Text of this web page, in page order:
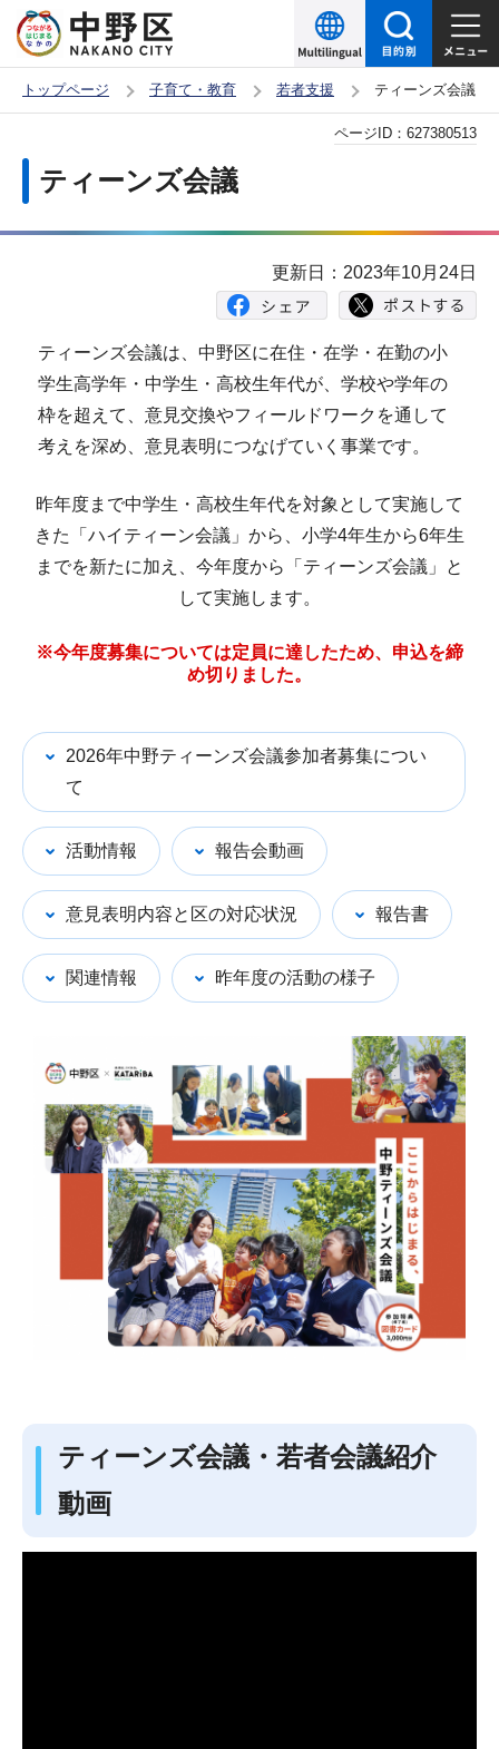
の
ー
頭
トップページ 子育て・教育 若者支援 ティーンズ会議
ティーンズ会議
ページID： 627380513
更新日：2023年10月24日
ティーンズ会議は、中野区に在住・在学・在勤の小
学生高学年・中学生・高校生年代が、学校や学年の
枠を超えて、意見交換やフィールドワークを通して
考えを深め、意見表明につなげていく事業です。
昨年度まで中学生・高校生年代を対象として実施して
きた「ハイティーン会議」から、小学4年生から6年生
までを新たに加え、今年度から「ティーンズ会議」と
して実施します。
※今年度募集については定員に達したため、申込を締
め切りました。
2026年中野ティーンズ会議参加者募集につい
て
活動情報 報告会動画
意見表明内容と区の対応状況 報告書
関連情報 昨年度の活動の様子
ティーンズ会議・若者会議紹介
動画